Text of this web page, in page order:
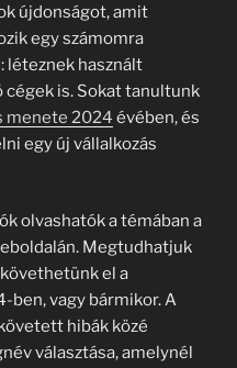
újdonságot, amit
egy számomra
léteznek használt
is. Sokat tanultunk
menete 2024 évében, és
egy új vállalkozás
olvashatók a témában a
Megtudhatjuk
el a
ben, vagy bármikor. A
hibák közé
választása, amelynél